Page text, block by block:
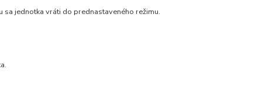
jednotka vráti do prednastaveného režimu.